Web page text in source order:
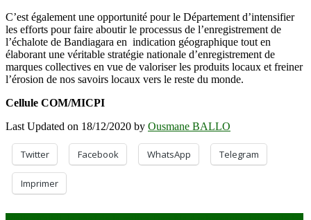
C’est également une opportunité pour le Département d’intensifier
les efforts pour faire aboutir le processus de l’enregistrement de
l’échalote de Bandiagara en indication géographique tout en
élaborant une véritable stratégie nationale d’enregistrement de
marques collectives en vue de valoriser les produits locaux et freiner
l’érosion de nos savoirs locaux vers le reste du monde.
Cellule COM/MICPI
Last Updated on 18/12/2020 by Ousmane BALLO
Twitter Facebook WhatsApp Telegram
Imprimer